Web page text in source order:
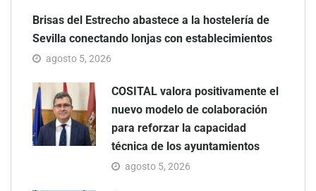
Brisas del Estrecho abastece a la hostelería de
Sevilla conectando lonjas con establecimientos
agosto 5, 2026
COSITAL valora positivamente el
nuevo modelo de colaboración
para reforzar la capacidad
técnica de los ayuntamientos
agosto 5, 2026